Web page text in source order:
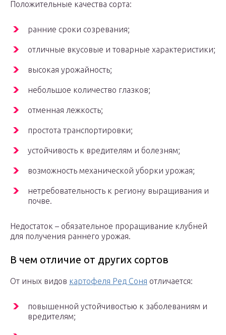
Положительные качества сорта:
ранние сроки созревания;
отличные вкусовые и товарные характеристики;
высокая урожайность;
небольшое количество глазков;
отменная лежкость;
простота транспортировки;
устойчивость к вредителям и болезням;
возможность механической уборки урожая;
нетребовательность к региону выращивания и
почве.
Недостаток – обязательное проращивание клубней
для получения раннего урожая.
В чем отличие от других сортов
От иных видов картофеля Ред Соня отличается:
повышенной устойчивостью к заболеваниям и
вредителям;